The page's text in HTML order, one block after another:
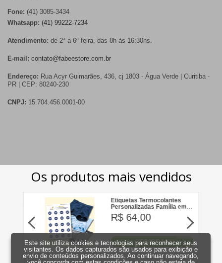
Fone: (41) 3085-3434
Whatsapp: (41) 99222-7234
Atendimento: de 2ª a 6ª feira, das 8h às 16:30hs.
E-mail: contato@fabeestore.com.br
Endereço: Rua Acyr Guimarães, 436, cj 1803 - Água Verde | Curitiba -
PR | CEP: 80240-230
CNPJ: 15.704.456.0001-00
Este site utiliza cookies e tecnologias para reconhecer seus
visitantes. Os dados capturados são usados para exibição e
envio de conteúdos personalizados. Ao continuar navegando,